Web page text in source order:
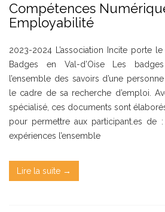
Compétences
Employabilité
2023-2024 L’association Incite porte
Badges en Val-d’Oise Les
l’ensemble des savoirs d’une
le cadre de sa recherche d’emploi.
spécialisé, ces documents sont
pour permettre aux participant.es de
expériences l’ensemble
Lire la suite →